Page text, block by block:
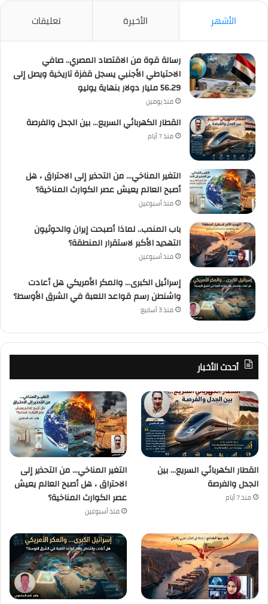
الأشهر الأخيرة تعليقات
رسالة قوة من الاقتصاد المصري.. صافي
الاحتياطي الأجنبي يسجل قفزة تاريخية ويصل إلى
56.29 مليار دولار بنهاية يوليو
منذ يومين
القطار الكهربائي السريع… بين الجدل والفرصة
منذ 7 أيام
التغير المناخي… من التحذير إلى الاحتراق ، هل
أصبح العالم يعيش عصر الكوارث المناخية؟
منذ أسبوعين
باب المندب.. لماذا أصبحت إيران والحوثيون
التهديد الأكبر لاستقرار المنطقة؟
منذ أسبوعين
إسرائيل الكبرى… والمكر الأمريكي هل أعادت
واشنطن رسم قواعد اللعبة في الشرق الأوسط؟
منذ 3 أسابيع
أحدث الأخبار
القطار الكهربائي السريع… بين
الجدل والفرصة
منذ 7 أيام
التغير المناخي… من التحذير إلى
الاحتراق ، هل أصبح العالم يعيش
عصر الكوارث المناخية؟
منذ أسبوعين